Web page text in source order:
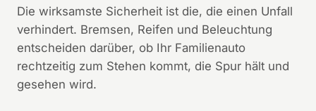
Die wirksamste Sicherheit ist die, die einen Unfall
verhindert. Bremsen, Reifen und Beleuchtung
entscheiden darüber, ob Ihr Familienauto
rechtzeitig zum Stehen kommt, die Spur hält und
gesehen wird.